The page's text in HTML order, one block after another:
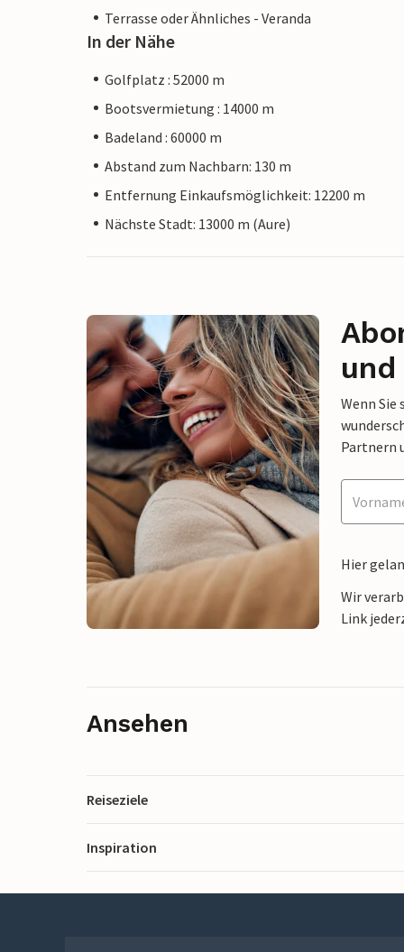
Terrasse oder Ähnliches - Veranda
In der Nähe
Golfplatz : 52000 m
Bootsvermietung : 14000 m
Badeland : 60000 m
Abstand zum Nachbarn: 130 m
Entfernung Einkaufsmöglichkeit: 12200 m
Nächste Stadt: 13000 m (Aure)
Wenn
Partnern
Hier
Wir
Link
Ansehen
Reiseziele
Inspiration